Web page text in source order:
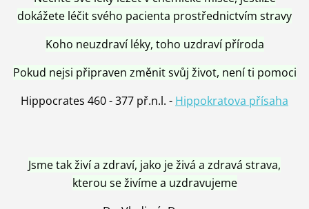
dokážete léčit svého pacienta prostřednictvím stravy
Koho neuzdraví léky, toho uzdraví příroda
Pokud nejsi připraven změnit svůj život, není ti pomoci
Hippocrates 460 - 377 př.n.l. - Hippokratova přísaha
Jsme tak živí a zdraví, jako je živá a zdravá strava,
kterou se živíme a uzdravujeme